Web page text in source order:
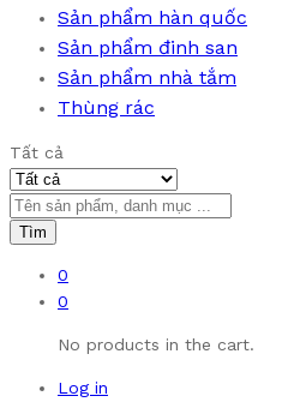
Sản phẩm hàn quốc
Sản phẩm đinh san
Sản phẩm nhà tắm
Thùng rác
Tất cả
Tìm
0
0
No products in the cart.
Log in